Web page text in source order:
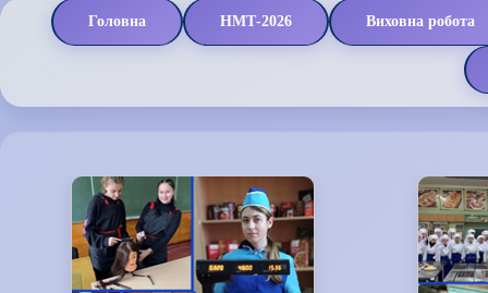
Головна НМТ-2026 Виховна робота